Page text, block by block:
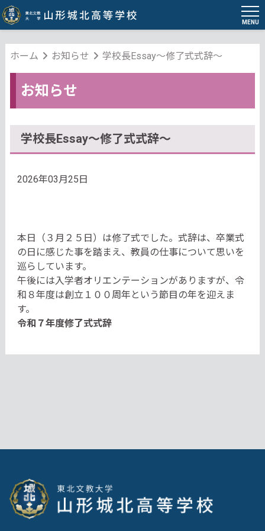
MENU
ホーム お知らせ 学校長Essay～修了式式辞～
お知らせ
学校長Essay～修了式式辞～
2026年03月25日
本日（３月２５日）は修了式でした。式辞は、卒業式
の日に感じた事を踏まえ、教員の仕事について思いを
巡らしています。
午後には入学者オリエンテーションがありますが、令
和８年度は創立１００周年という節目の年を迎えま
す。
令和７年度修了式式辞